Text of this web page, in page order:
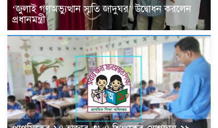
‘জুলাই গণঅভ্যুত্থান স্মৃতি জাদুঘর’ উদ্বোধন করলেন
প্রধানমন্ত্রী